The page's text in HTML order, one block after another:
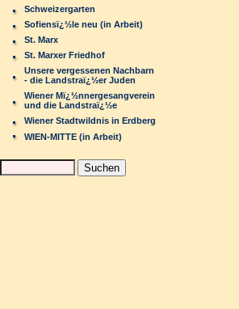
Schweizergarten
Sofiensï¿½le neu (in Arbeit)
St. Marx
St. Marxer Friedhof
Unsere vergessenen Nachbarn
- die Landstraï¿½er Juden
Wiener Mï¿½nnergesangverein
und die Landstraï¿½e
Wiener Stadtwildnis in Erdberg
WIEN-MITTE (in Arbeit)